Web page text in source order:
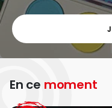
En ce moment